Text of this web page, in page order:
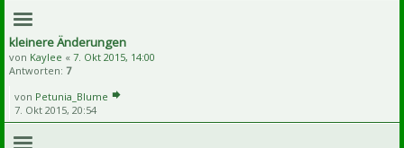
kleinere Änderungen
von Kaylee « 7. Okt 2015, 14:00
Antworten: 7
von Petunia_Blume
7. Okt 2015, 20:54